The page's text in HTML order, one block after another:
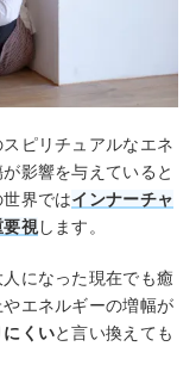
ピリチュアルなエネ
影響を与えていると
界ではインナーチャ
要視します。
になった現在でも癒
エネルギーの増幅が
くいと言い換えても